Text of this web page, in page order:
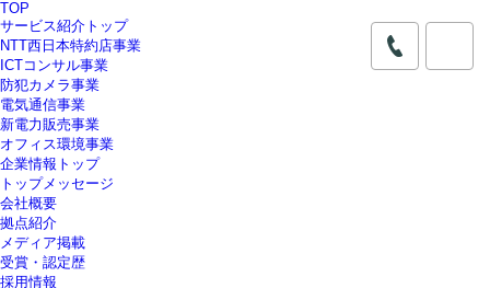
TOP
サービス紹介トップ
NTT西日本特約店事業
ICTコンサル事業
防犯カメラ事業
電気通信事業
新電力販売事業
オフィス環境事業
企業情報トップ
トップメッセージ
会社概要
拠点紹介
メディア掲載
受賞・認定歴
採用情報